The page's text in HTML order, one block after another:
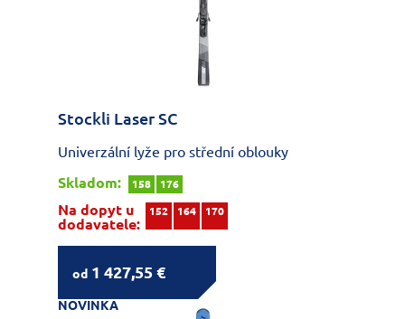
Stockli Laser SC
Univerzální lyže pro střední oblouky
Skladom:
158 176
Na dopyt u
dodavatele:
152 164 170
od 1 427,55 €
NOVINKA